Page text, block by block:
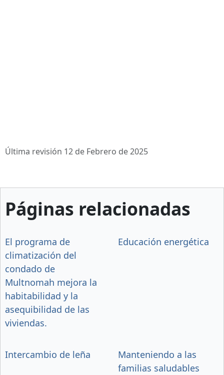
Última revisión 12 de Febrero de 2025
Páginas relacionadas
El programa de
climatización del
condado de
Multnomah mejora la
habitabilidad y la
asequibilidad de las
viviendas.
Educación energética
Intercambio de leña
Manteniendo a las
familias saludables